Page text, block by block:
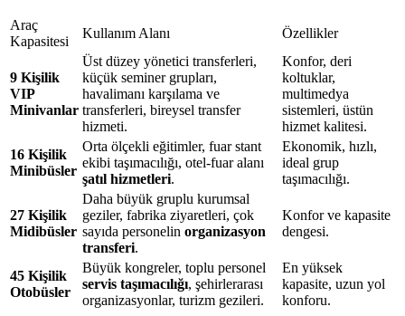
Araç
Kapasitesi
Kullanım Alanı Özellikler
9 Kişilik
VIP
Minivanlar
Üst düzey yönetici transferleri,
küçük seminer grupları,
havalimanı karşılama ve
transferleri, bireysel transfer
hizmeti.
Konfor, deri
koltuklar,
multimedya
sistemleri, üstün
hizmet kalitesi.
16 Kişilik
Minibüsler
Orta ölçekli eğitimler, fuar stant
ekibi taşımacılığı, otel-fuar alanı
şatıl hizmetleri.
Ekonomik, hızlı,
ideal grup
taşımacılığı.
27 Kişilik
Midibüsler
Daha büyük gruplu kurumsal
geziler, fabrika ziyaretleri, çok
sayıda personelin organizasyon
transferi.
Konfor ve kapasite
dengesi.
45 Kişilik
Otobüsler
Büyük kongreler, toplu personel
servis taşımacılığı, şehirlerarası
organizasyonlar, turizm gezileri.
En yüksek
kapasite, uzun yol
konforu.